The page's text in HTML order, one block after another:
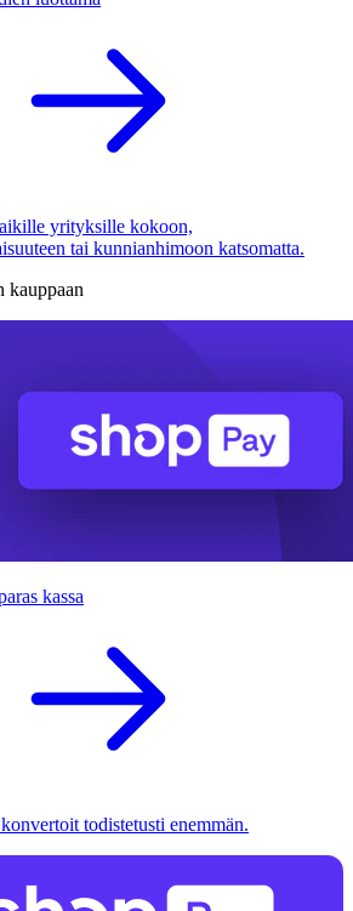
yrityksille kokoon,
tai kunnianhimoon katsomatta.
kauppaan
kassa
todistetusti enemmän.